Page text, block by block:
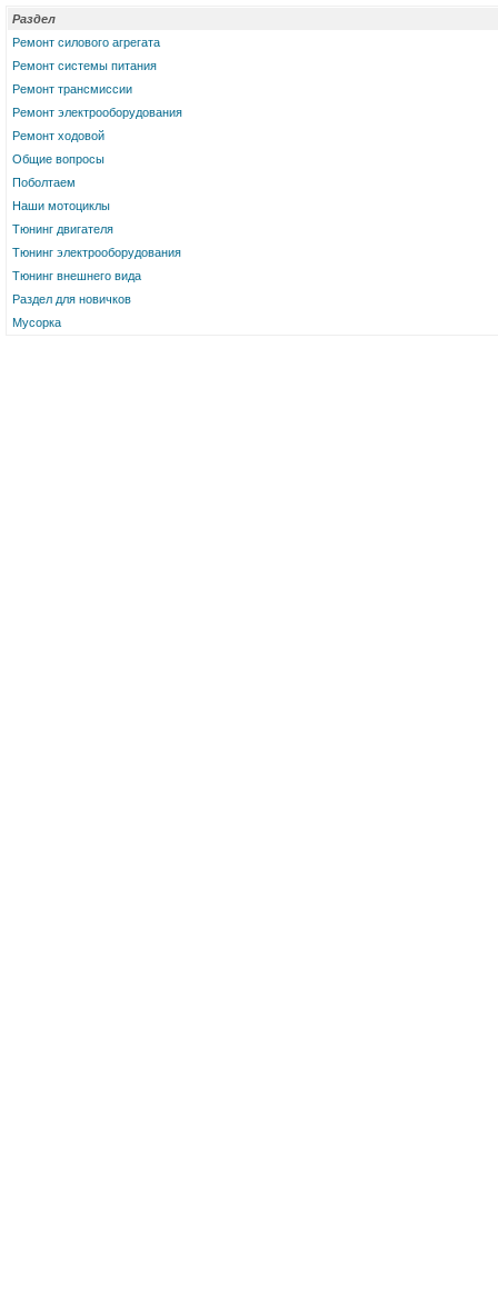
Раздел
Ремонт силового агрегата
Ремонт системы питания
Ремонт трансмиссии
Ремонт электрооборудования
Ремонт ходовой
Общие вопросы
Поболтаем
Наши мотоциклы
Тюнинг двигателя
Тюнинг электрооборудования
Тюнинг внешнего вида
Раздел для новичков
Мусорка